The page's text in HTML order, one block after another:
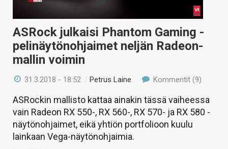
ASRock julkaisi Phantom Gaming -
pelinäytönohjaimet neljän Radeon-
mallin voimin
31.3.2018 - 18:52 /Petrus Laine Kommentit (9)
ASRockin mallisto kattaa ainakin tässä vaiheessa
vain Radeon RX 550-, RX 560-, RX 570- ja RX 580 -
näytönohjaimet, eikä yhtiön portfolioon kuulu
lainkaan Vega-näytönohjaimia.